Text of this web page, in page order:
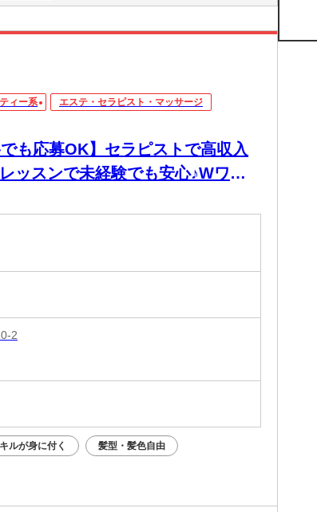
ィー系 エステ・セラピスト・マッサージ
でも応募OK】セラピストで高収入
ッスンで未経験でも安心♪Wワー
2
ルが身に付く 髪型・髪色自由